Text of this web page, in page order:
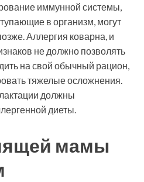
иммунной системы,
в организм, могут
Аллергия коварна, и
не должно позволять
на свой обычный рацион,
тяжелые осложнения.
должны
диеты.
мамы